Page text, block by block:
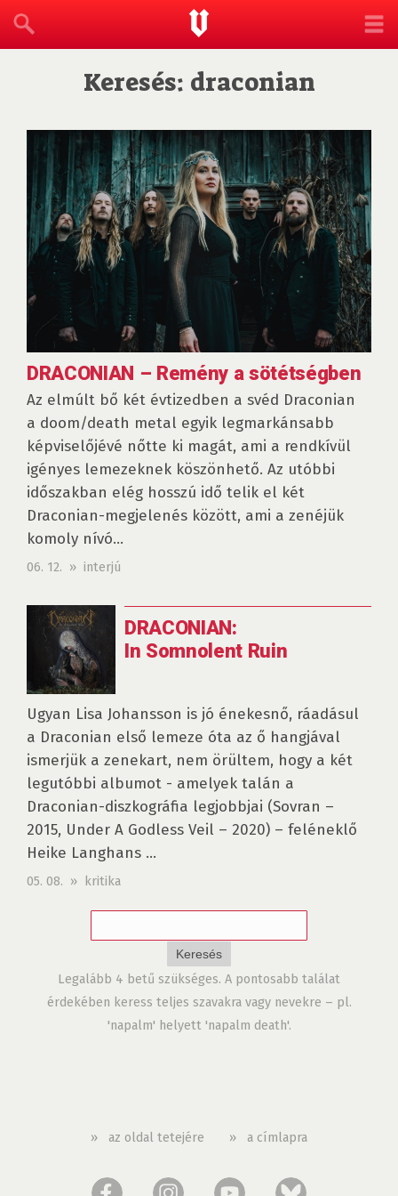
Keresés: draconian
DRACONIAN – Remény a sötétségben
Az elmúlt bő két évtizedben a svéd Draconian
a doom/death metal egyik legmarkánsabb
képviselőjévé nőtte ki magát, ami a rendkívül
igényes lemezeknek köszönhető. Az utóbbi
időszakban elég hosszú idő telik el két
Draconian-megjelenés között, ami a zenéjük
komoly nívó...
06. 12. » interjú
DRACONIAN:
In Somnolent Ruin
Ugyan Lisa Johansson is jó énekesnő, ráadásul
a Draconian első lemeze óta az ő hangjával
ismerjük a zenekart, nem örültem, hogy a két
legutóbbi albumot - amelyek talán a
Draconian-diszkográfia legjobbjai (Sovran –
2015, Under A Godless Veil – 2020) – feléneklő
Heike Langhans ...
05. 08. » kritika
Legalább 4 betű szükséges. A pontosabb találat
érdekében keress teljes szavakra vagy nevekre – pl.
'napalm' helyett 'napalm death'.
» az oldal tetejére » a címlapra